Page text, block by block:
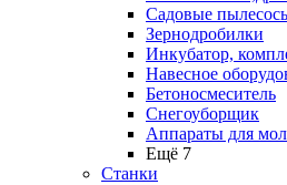
Садовые
Зернодробилки
Инкубатор,
Навесное
Бетоносмеситель
Снегоуборщик
Аппараты для
Ещё 7
Станки